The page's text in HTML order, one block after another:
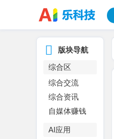
版块导航
综合区
综合交流
综合资讯
自媒体赚钱
AI应用